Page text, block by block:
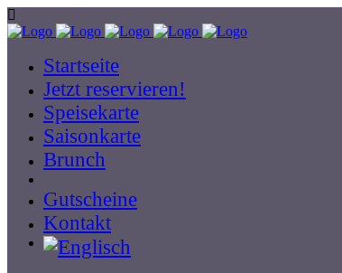
Startseite
Jetzt reservieren!
Speisekarte
Saisonkarte
Brunch
Gutscheine
Kontakt